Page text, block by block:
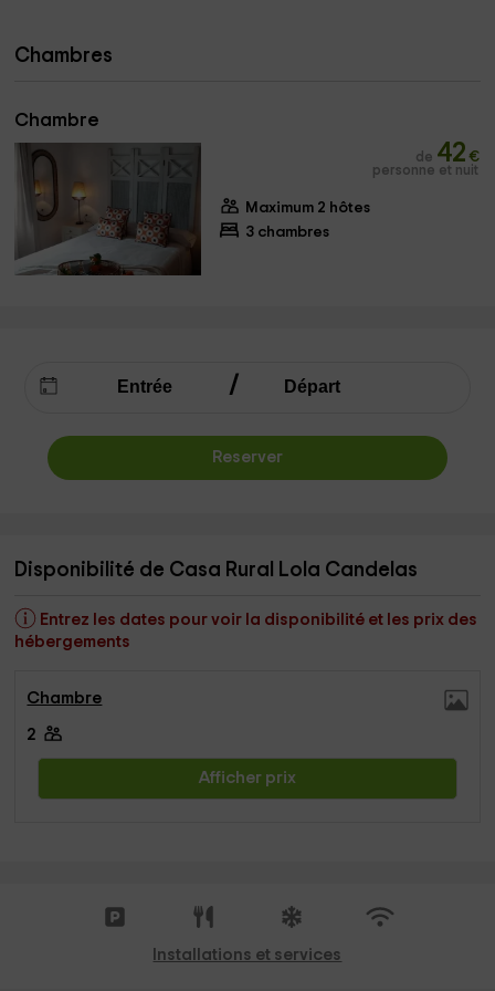
Chambres
Chambre
de 42 €
personne et nuit
Maximum 2 hôtes
3 chambres
Reserver
Disponibilité de Casa Rural Lola Candelas
Entrez les dates pour voir la disponibilité et les prix des
hébergements
Chambre
2
Afficher prix
Installations et services